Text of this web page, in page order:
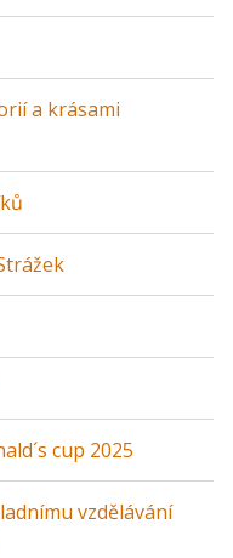
a krásami
cup 2025
vzdělávání